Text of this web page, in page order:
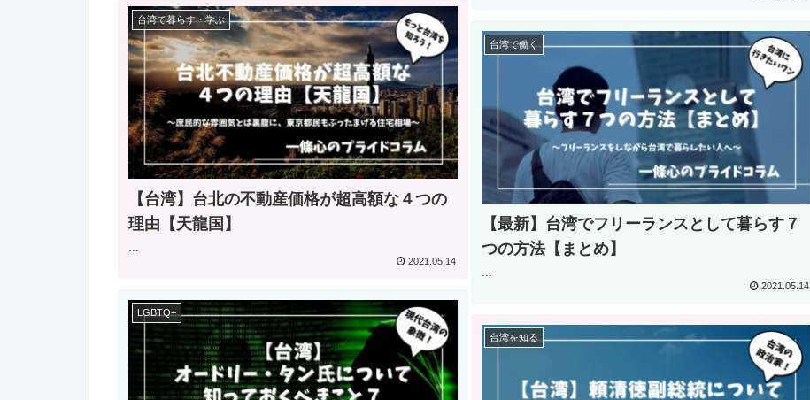
台湾で暮らす・学ぶ
【台湾】台北の不動産価格が超高額な４つの
理由【天龍国】
...
2021.05.14
台湾で働く
【最新】台湾でフリーランスとして暮らす７
つの方法【まとめ】
...
2021.05.14
LGBTQ+
台湾を知る